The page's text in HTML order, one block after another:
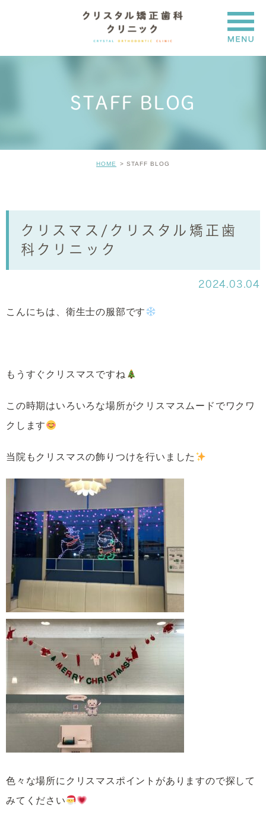
STAFF BLOG
HOME STAFF BLOG
クリスマス/クリスタル矯正歯
科クリニック
2024.03.04
こんにちは、衛生士の服部です
もうすぐクリスマスですね
この時期はいろいろな場所がクリスマスムードでワクワ
クします
当院もクリスマスの飾りつけを行いました
色々な場所にクリスマスポイントがありますので探して
みてください